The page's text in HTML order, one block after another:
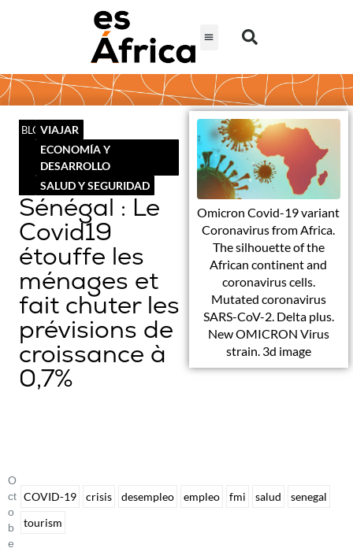
BLOGVIAJAR
ECONOMÍA Y
DESARROLLO
SALUD Y SEGURIDAD
Sénégal : Le
Covid19
étouffe les
ménages et
fait chuter les
prévisions de
croissance à
0,7%
Omicron Covid-19 variant
Coronavirus from Africa.
The silhouette of the
African continent and
coronavirus cells.
Mutated coronavirus
SARS-CoV-2. Delta plus.
New OMICRON Virus
strain. 3d image
O
Ct
O
B
E
COVID-19 crisis desempleo empleo fmi salud
senegal
tourism